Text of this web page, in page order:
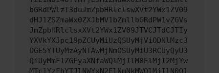
bGRdPWlzT3duJmZpbHRlclswXVt2YWx1ZV09
dHJ1ZSZmaWx0ZXJbMV1bZmllbGRdPW1vZGVs
JmZpbHRlclsxXVt2YWx1ZV09JTVCJTdCJTIy
YXVkYXJpc19pZCUyMiUzQSUyMjViODNlMzc3
OGE5YTUyMzAyNTAwMjNmOSUyMiU3RCUyQyU3
QiUyMmF1ZGFyaXNfaWQlMjIlM0ElMjI2MjYw
MTc1YzFhYTJlNWYxN2FlNmNkMWQlMjIlN0Ql